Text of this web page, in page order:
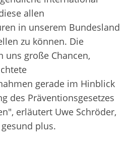
allen
in unserem Bundesland
zu können. Die
uns große Chancen,
gerade im Hinblick
des Präventionsgesetzes
erläutert Uwe Schröder,
plus.